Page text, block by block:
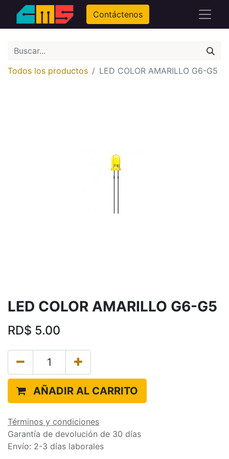
Contáctenos
Todos los productos LED COLOR AMARILLO G6-G5
LED COLOR AMARILLO G6-G5
RD$ 5.00
AÑADIR AL CARRITO
Términos y condiciones
Garantía de devolución de 30 días
Envío: 2-3 días laborales